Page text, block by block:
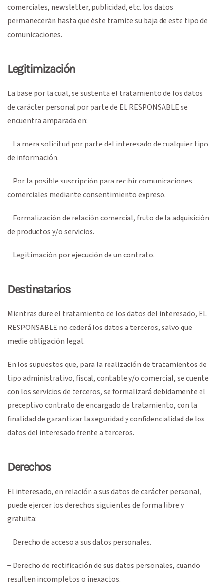
comerciales, newsletter, publicidad, etc. los datos
permanecerán hasta que éste tramite su baja de este tipo de
comunicaciones.
Legitimización
La base por la cual, se sustenta el tratamiento de los datos
de carácter personal por parte de EL RESPONSABLE se
encuentra amparada en:
− La mera solicitud por parte del interesado de cualquier tipo
de información.
− Por la posible suscripción para recibir comunicaciones
comerciales mediante consentimiento expreso.
− Formalización de relación comercial, fruto de la adquisición
de productos y/o servicios.
− Legitimación por ejecución de un contrato.
Destinatarios
Mientras dure el tratamiento de los datos del interesado, EL
RESPONSABLE no cederá los datos a terceros, salvo que
medie obligación legal.
En los supuestos que, para la realización de tratamientos de
tipo administrativo, fiscal, contable y/o comercial, se cuente
con los servicios de terceros, se formalizará debidamente el
preceptivo contrato de encargado de tratamiento, con la
finalidad de garantizar la seguridad y confidencialidad de los
datos del interesado frente a terceros.
Derechos
El interesado, en relación a sus datos de carácter personal,
puede ejercer los derechos siguientes de forma libre y
gratuita:
− Derecho de acceso a sus datos personales.
− Derecho de rectificación de sus datos personales, cuando
resulten incompletos o inexactos.